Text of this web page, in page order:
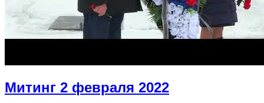
Митинг 2 февраля 2022